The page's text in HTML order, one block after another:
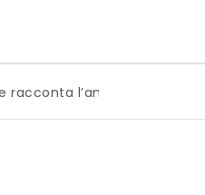
dell’Italia